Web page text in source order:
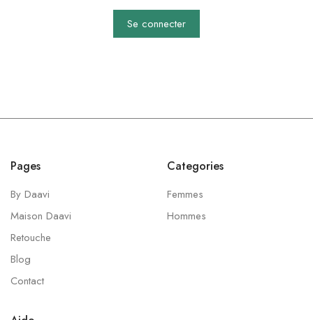
Se connecter
Pages
By Daavi
Maison Daavi
Retouche
Blog
Contact
Categories
Femmes
Hommes